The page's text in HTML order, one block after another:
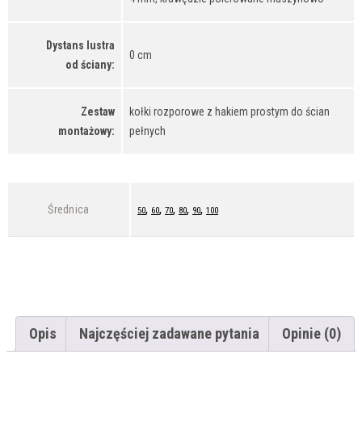
Dystans lustra
od ściany:
0 cm
Zestaw
montażowy:
kołki rozporowe z hakiem prostym do ścian
pełnych
Średnica 50, 60, 70, 80, 90, 100
Opis Najczęściej zadawane pytania Opinie (0)